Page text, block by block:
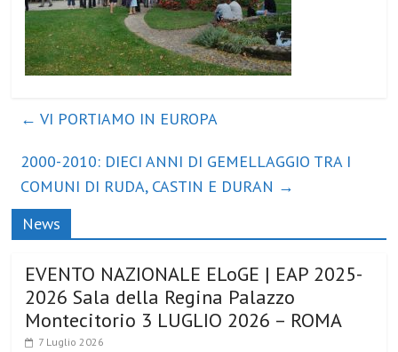
← VI PORTIAMO IN EUROPA
2000-2010: DIECI ANNI DI GEMELLAGGIO TRA I
COMUNI DI RUDA, CASTIN E DURAN →
News
EVENTO NAZIONALE ELoGE | EAP 2025-
2026 Sala della Regina Palazzo
Montecitorio 3 LUGLIO 2026 – ROMA
7 Luglio 2026